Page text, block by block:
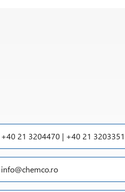
+40 21 3204470 | +40 21 3203351
info@chemco.ro